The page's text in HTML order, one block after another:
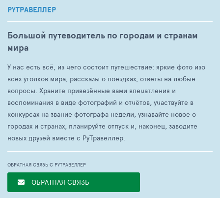
РУТРАВЕЛЛЕР
Большой путеводитель по городам и странам
мира
У нас есть всё, из чего состоит путешествие: яркие фото изо
всех уголков мира, рассказы о поездках, ответы на любые
вопросы. Храните привезённые вами впечатления и
воспоминания в виде фотографий и отчётов, участвуйте в
конкурсах на звание фотографа недели, узнавайте новое о
городах и странах, планируйте отпуск и, наконец, заводите
новых друзей вместе с РуТравеллер.
ОБРАТНАЯ СВЯЗЬ С РУТРАВЕЛЛЕР
ОБРАТНАЯ СВЯЗЬ